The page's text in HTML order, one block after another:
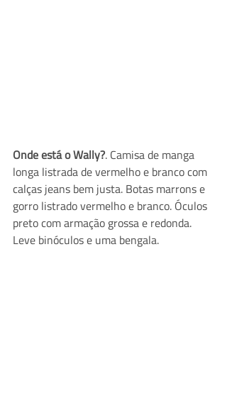
Onde está o Wally?. Camisa de manga
longa listrada de vermelho e branco com
calças jeans bem justa. Botas marrons e
gorro listrado vermelho e branco. Óculos
preto com armação grossa e redonda.
Leve binóculos e uma bengala.